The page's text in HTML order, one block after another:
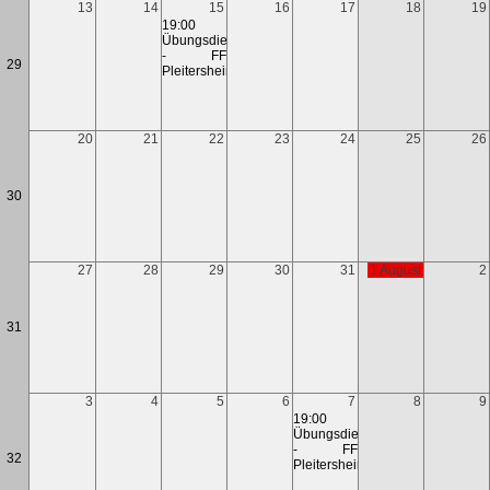
29
13 14
15
19:00
Übungsdienst
- FF
Pleitersheim
16 17 18 19
30
20 21 22 23 24 25 26
31
27 28 29 30 31 1 August 2
32
3 4 5 6
7
19:00
Übungsdienst
- FF
Pleitersheim
8 9